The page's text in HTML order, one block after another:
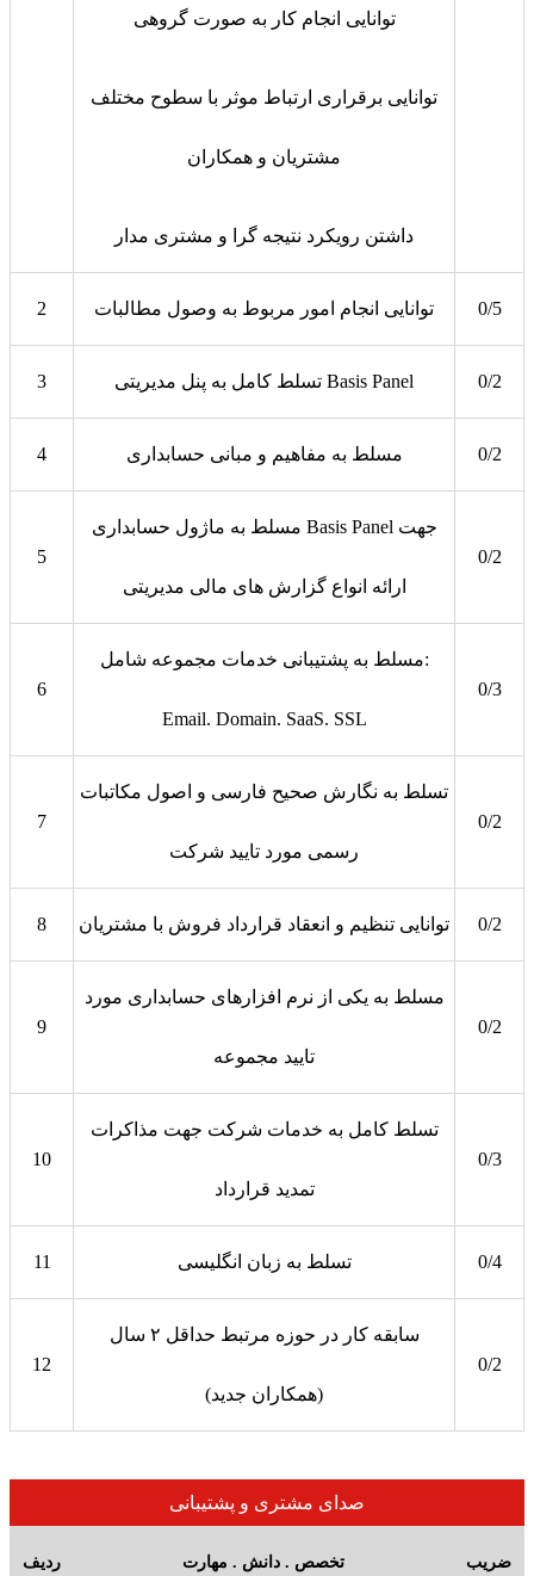
توانایی انجام کار به صورت گروهی
توانایی برقراری ارتباط موثر با سطوح مختلف
مشتریان و همکاران
داشتن رویکرد نتیجه گرا و مشتری مدار
2 توانایی انجام امور مربوط به وصول مطالبات 0/5
3 تسلط کامل به پنل مدیریتی Basis Panel 0/2
4 مسلط به مفاهیم و مبانی حسابداری 0/2
5
مسلط به ماژول حسابداری Basis Panel جهت
ارائه انواع گزارش های مالی مدیریتی
0/2
6
مسلط به پشتیبانی خدمات مجموعه شامل:
Email. Domain. SaaS. SSL
0/3
7
تسلط به نگارش صحیح فارسی و اصول مکاتبات
رسمی مورد تایید شرکت
0/2
8 توانایی تنظیم و انعقاد قرارداد فروش با مشتریان 0/2
9
مسلط به یکی از نرم افزارهای حسابداری مورد
تایید مجموعه
0/2
10
تسلط کامل به خدمات شرکت جهت مذاکرات
تمدید قرارداد
0/3
11 تسلط به زبان انگلیسی 0/4
12
سابقه کار در حوزه مرتبط حداقل ۲ سال
(همکاران جدید)
0/2
صدای مشتری و پشتیبانی
ردیف تخصص . دانش . مهارت ضریب